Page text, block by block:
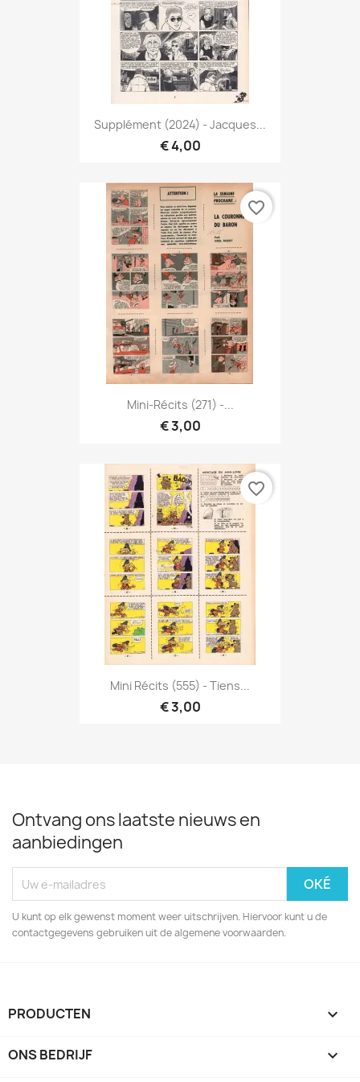
Supplément (2024) - Jacques...
€ 4,00
Mini-Récits (271) -...
€ 3,00
favorite_border
Mini Récits (555) - Tiens...
€ 3,00
favorite_border
Ontvang ons laatste nieuws en
aanbiedingen
U kunt op elk gewenst moment weer uitschrijven. Hiervoor kunt u de
contactgegevens gebruiken uit de algemene voorwaarden.
PRODUCTEN 
ONS BEDRIJF 